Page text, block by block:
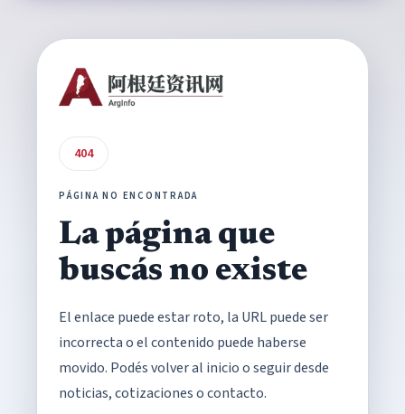
404
PÁGINA NO ENCONTRADA
La página que
buscás no existe
El enlace puede estar roto, la URL puede ser
incorrecta o el contenido puede haberse
movido. Podés volver al inicio o seguir desde
noticias, cotizaciones o contacto.